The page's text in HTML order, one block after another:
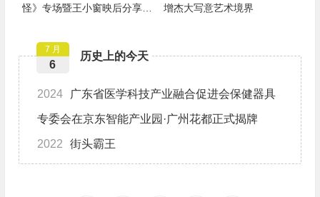
怪》专场暨王小窗映后分享会
增杰大写意艺术境界
历史上的今天
7 月
6
2024 广东省医学科技产业融合促进会保健器具
专委会在京东智能产业园·广州花都正式揭牌
2022 街头霸王